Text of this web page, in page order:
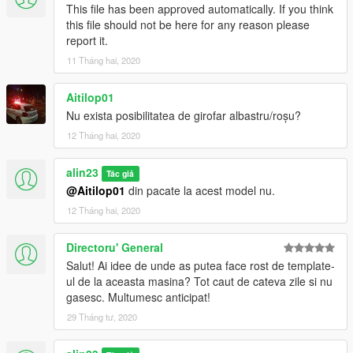
This file has been approved automatically. If you think
this file should not be here for any reason please
report it.
11 Tháng hai, 2020
Aitilop01
Nu exista posibilitatea de girofar albastru/roșu?
12 Tháng hai, 2020
alin23 Tác giả
@Aitilop01 din pacate la acest model nu.
12 Tháng hai, 2020
Directoru' General
Salut! Ai idee de unde as putea face rost de template-
ul de la aceasta masina? Tot caut de cateva zile si nu
gasesc. Multumesc anticipat!
29 Tháng tư, 2020